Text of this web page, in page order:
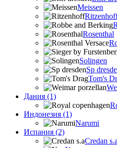
Meissen
Rosenthal
Solingen
Sp
Tom's
Дания (1)
Индонезия (1)
Narumi
Испания (2)
Credan s.a